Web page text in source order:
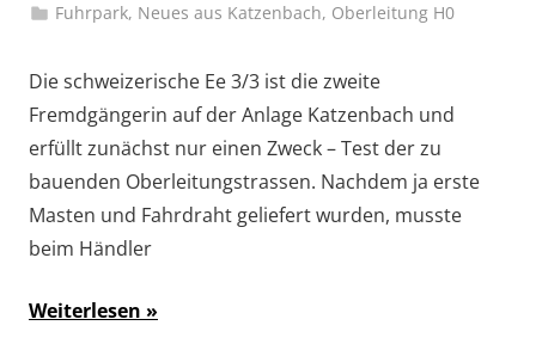
Fuhrpark, Neues aus Katzenbach, Oberleitung H0
Die schweizerische Ee 3/3 ist die zweite
Fremdgängerin auf der Anlage Katzenbach und
erfüllt zunächst nur einen Zweck – Test der zu
bauenden Oberleitungstrassen. Nachdem ja erste
Masten und Fahrdraht geliefert wurden, musste
beim Händler
Weiterlesen